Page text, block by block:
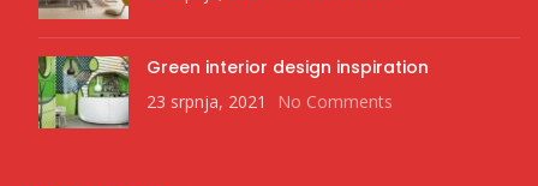
Green interior design inspiration
23 srpnja, 2021 No Comments